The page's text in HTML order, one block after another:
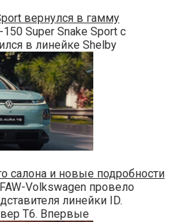
вернулся в гамму
Super Snake Sport с
в линейке Shelby
салона и новые подробности
Volkswagen провело
линейки ID.
T6. Впервые